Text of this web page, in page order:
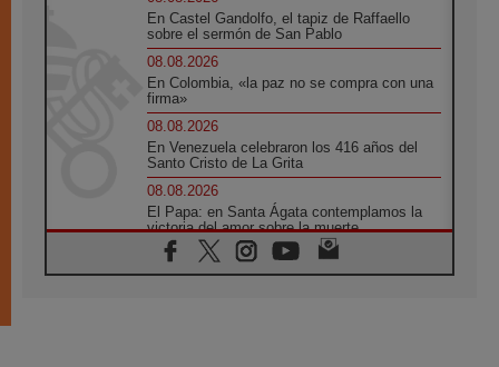
En Castel Gandolfo, el tapiz de Raffaello
sobre el sermón de San Pablo
08.08.2026
En Colombia, «la paz no se compra con una
firma»
08.08.2026
En Venezuela celebraron los 416 años del
Santo Cristo de La Grita
08.08.2026
El Papa: en Santa Ágata contemplamos la
victoria del amor sobre la muerte
08.08.2026
León XIV visitará el Santuario de la Madre